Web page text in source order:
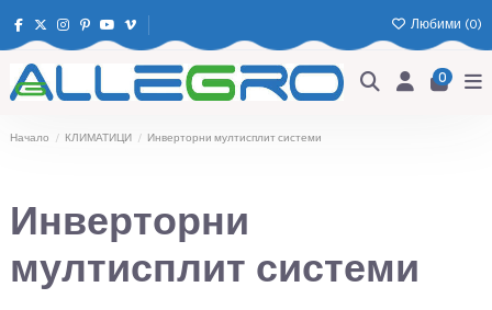
Любими (0)
0
Начало КЛИМАТИЦИ Инверторни мултисплит системи
Инверторни
мултисплит системи